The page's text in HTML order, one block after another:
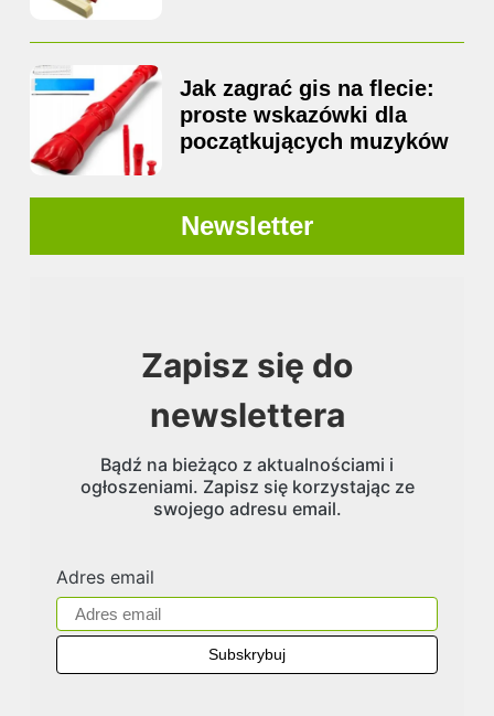
Jak zagrać gis na flecie:
proste wskazówki dla
początkujących muzyków
Newsletter
Zapisz się do
newslettera
Bądź na bieżąco z aktualnościami i
ogłoszeniami. Zapisz się korzystając ze
swojego adresu email.
Adres email